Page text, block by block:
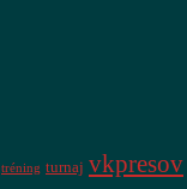
tréning turnaj vkpresov